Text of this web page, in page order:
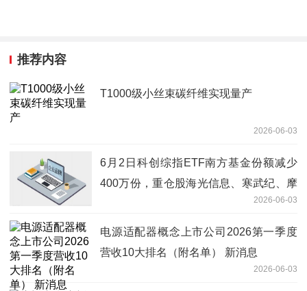
推荐内容
T1000级小丝束碳纤维实现量产
2026-06-03
6月2日科创综指ETF南方基金份额减少
400万份，重仓股海光信息、寒武纪、摩
2026-06-03
电源适配器概念上市公司2026第一季度
营收10大排名（附名单） 新消息
2026-06-03